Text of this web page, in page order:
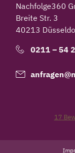
Nachfolge360
Breite Str. 3
40213
0211 – 54
17